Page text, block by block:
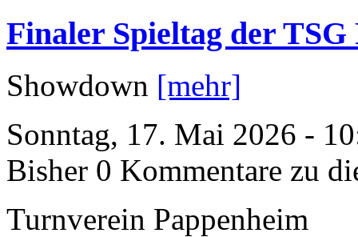
Finaler Spieltag der TSG
Showdown [mehr]
Sonntag, 17. Mai 2026 -
Bisher 0 Kommentare zu
Turnverein Pappenheim